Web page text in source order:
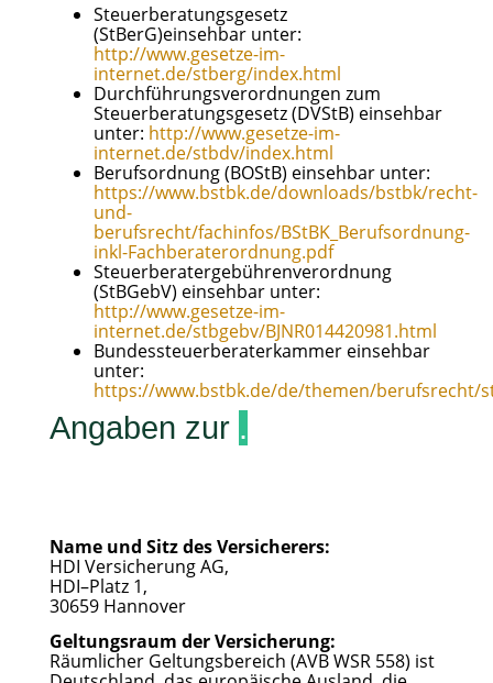
Steuerberatungsgesetz
(StBerG)einsehbar unter:
http://www.gesetze-im-
internet.de/stberg/index.html
Durchführungsverordnungen zum
Steuerberatungsgesetz (DVStB) einsehbar
unter: http://www.gesetze-im-
internet.de/stbdv/index.html
Berufsordnung (BOStB) einsehbar unter:
https://www.bstbk.de/downloads/bstbk/recht-
und-
berufsrecht/fachinfos/BStBK_Berufsordnung-
inkl-Fachberaterordnung.pdf
Steuerberatergebührenverordnung
(StBGebV) einsehbar unter:
http://www.gesetze-im-
internet.de/stbgebv/BJNR014420981.html
Bundessteuerberaterkammer einsehbar
unter:
https://www.bstbk.de/de/themen/berufsrecht/
Angaben zur .
Name und Sitz des Versicherers:
HDI Versicherung AG,
HDI–Platz 1,
30659 Hannover
Geltungsraum der Versicherung:
Räumlicher Geltungsbereich (AVB WSR 558) ist